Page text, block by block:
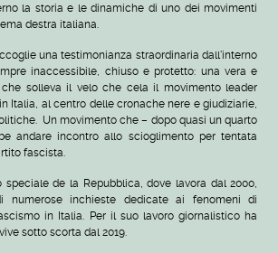
la storia e le dinamiche di uno dei movimenti
destra italiana.
una testimonianza straordinaria dall'interno
inaccessibile, chiuso e protetto: una vera e
che solleva il velo che cela il movimento leader
Italia, al centro delle cronache nere e giudiziarie,
Un movimento che – dopo quasi un quarto
andare incontro allo scioglimento per tentata
fascista.
speciale de la Repubblica, dove lavora dal 2000,
numerose inchieste dedicate ai fenomeni di
in Italia. Per il suo lavoro giornalistico ha
sotto scorta dal 2019.